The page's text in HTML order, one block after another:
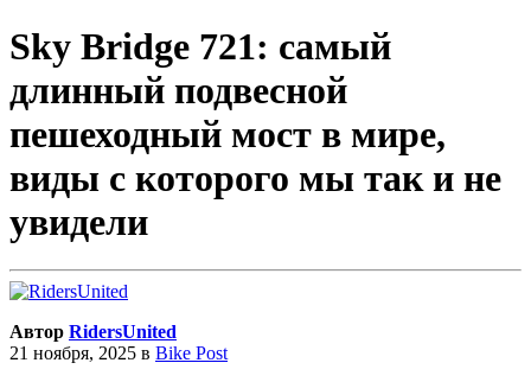
Sky Bridge 721: самый
длинный подвесной
пешеходный мост в мире,
виды с которого мы так и не
увидели
Автор RidersUnited
21 ноября, 2025 в Bike Post